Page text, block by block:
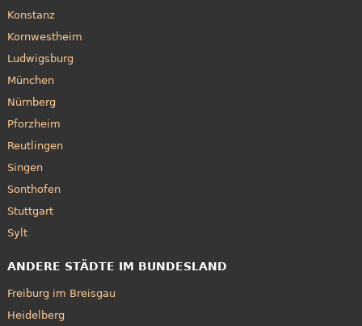
Konstanz
Kornwestheim
Ludwigsburg
München
Nürnberg
Pforzheim
Reutlingen
Singen
Sonthofen
Stuttgart
Sylt
ANDERE STÄDTE IM BUNDESLAND
Freiburg im Breisgau
Heidelberg